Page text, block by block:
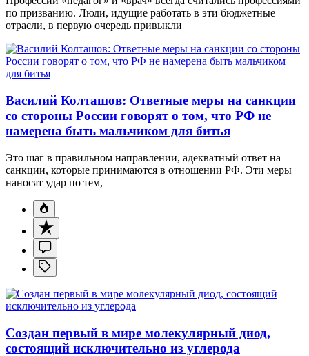
по призванию. Люди, идущие работать в эти бюджетные
отрасли, в первую очередь привыкли
Василий Колташов: Ответные меры на санкции
со стороны России говорят о том, что РФ не
намерена быть мальчиком для битья
Это шаг в правильном направлении, адекватный ответ на
санкции, которые принимаются в отношении РФ. Эти меры
наносят удар по тем,
Создан первый в мире молекулярный диод,
состоящий исключительно из углерода